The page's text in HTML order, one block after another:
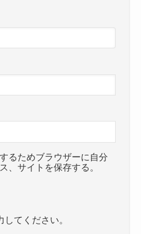
るためブラウザーに自分
、サイトを保存する。
してください。